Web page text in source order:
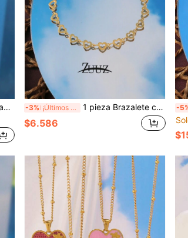
-3% ¡Últimos 2 días 1 pieza Brazalete con dije de corazón hueco de acero inoxidable para mujer, brazalete de cadena de amor de geometría simple, regalo de joyería para San Valentín, mamá, madre, Día de la Madre
$6.586
-